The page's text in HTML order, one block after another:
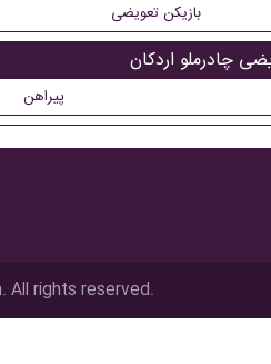
بازیکن تعویضی
چادرملو اردکان
پیراهن
All rights reserved.